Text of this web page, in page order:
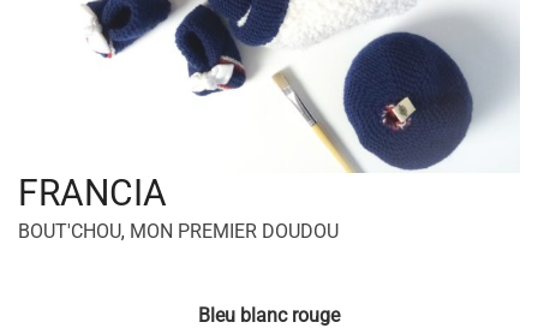
FRANCIA
BOUT'CHOU, MON PREMIER DOUDOU
Bleu blanc rouge